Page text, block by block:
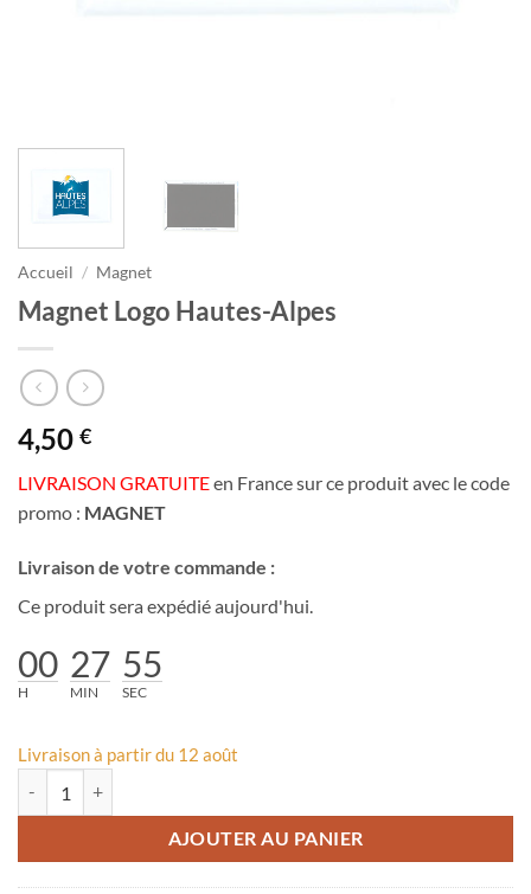
Accueil / Magnet
Magnet Logo Hautes-Alpes
4,50 €
LIVRAISON GRATUITEen France sur ce produit avec le code
promo : MAGNET
Livraison de votre commande :
Ce produit sera expédié aujourd'hui.
00
H
27
MIN
55
SEC
Livraison à partir du 12 août
AJOUTER AU PANIER